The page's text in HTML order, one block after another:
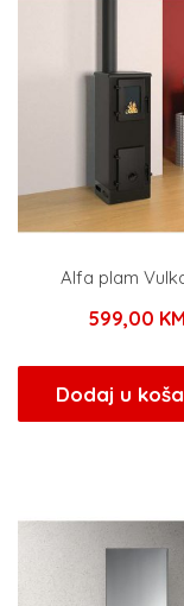
Alfa plam
599,00 KM
Dodaj u